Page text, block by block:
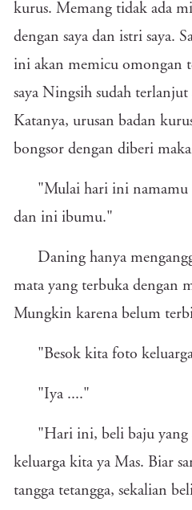
kurus. Memang tidak ada
dengan saya dan istri saya.
ini akan memicu omongan
saya Ningsih sudah
Katanya, urusan badan
bongsor dengan diberi
"Mulai hari ini
dan ini ibumu."
Daning hanya
mata yang terbuka dengan
Mungkin karena belum
"Besok kita foto
"Iya ...."
"Hari ini, beli baju yang
keluarga kita ya Mas. Biar
tangga tetangga, sekalian